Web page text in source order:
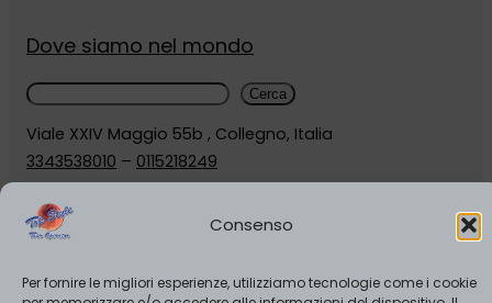
Consenso
Per fornire le migliori esperienze, utilizziamo tecnologie come i cookie
Dove siamo nel mondo
Cerca
Cerca
Viale XXIV Maggio 55b , Collegno, Italia
3343538010 – 0115218249
info@realastminute.it
Orari:
Lunedì-Venerdì 9.00-19:00